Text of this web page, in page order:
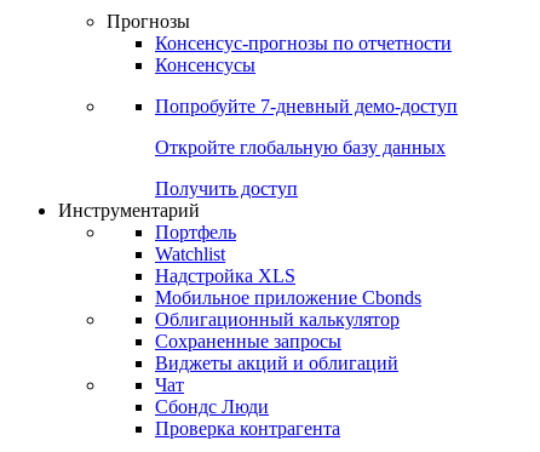
Прогнозы
Консенсус-прогнозы по отчетности
Консенсусы
Попробуйте 7-дневный демо-доступ
Откройте глобальную базу данных
Получить доступ
Инструментарий
Портфель
Watchlist
Надстройка XLS
Мобильное приложение Cbonds
Облигационный калькулятор
Сохраненные запросы
Виджеты акций и облигаций
Чат
Сбондс Люди
Проверка контрагента